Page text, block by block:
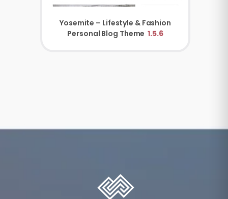
Yosemite – Lifestyle & Fashion
Personal Blog Theme 1.5.6